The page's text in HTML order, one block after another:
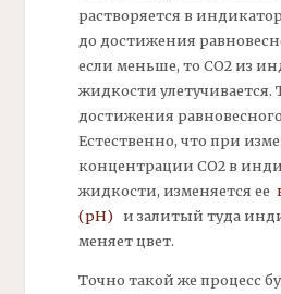
растворяется в
до достижения
если меньше, то СО2 из
жидкости улетучивается.
достижения
Естественно, что при
концентрации СО2 в
жидкости, изменяется ее
(рН)и залитый туда
меняет цвет.
Точно такой же процесс